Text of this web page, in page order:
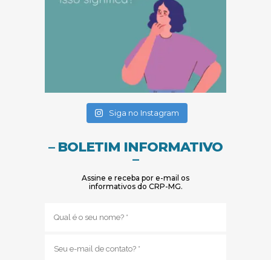
Siga no Instagram
– BOLETIM INFORMATIVO
–
Assine e receba por e-mail os
informativos do CRP-MG.
mail